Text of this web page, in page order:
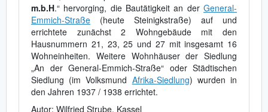
m.b.H.“ hervorging, die Bautätigkeit an der General-
Emmich-Straße (heute Steinigkstraße) auf und
errichtete zunächst 2 Wohngebäude mit den
Hausnummern 21, 23, 25 und 27 mit insgesamt 16
Wohneinheiten. Weitere Wohnhäuser der Siedlung
„An der General-Emmich-Straße“ oder Städtischen
Siedlung (im Volksmund Afrika-Siedlung) wurden in
den Jahren 1937 / 1938 errichtet.
Autor: Wilfried Strube, Kassel